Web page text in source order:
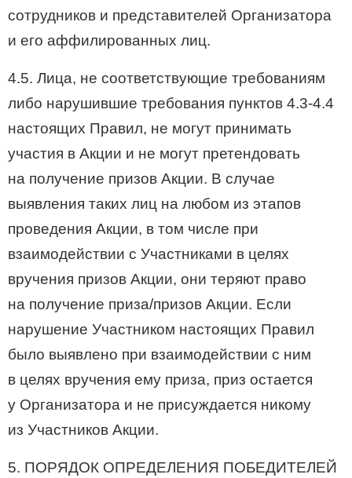
сотрудников и представителей Организатора
и его аффилированных лиц.
4.5. Лица, не соответствующие требованиям
либо нарушившие требования пунктов 4.3-4.4
настоящих Правил, не могут принимать
участия в Акции и не могут претендовать
на получение призов Акции. В случае
выявления таких лиц на любом из этапов
проведения Акции, в том числе при
взаимодействии с Участниками в целях
вручения призов Акции, они теряют право
на получение приза/призов Акции. Если
нарушение Участником настоящих Правил
было выявлено при взаимодействии с ним
в целях вручения ему приза, приз остается
у Организатора и не присуждается никому
из Участников Акции.
5. ПОРЯДОК ОПРЕДЕЛЕНИЯ ПОБЕДИТЕЛЕЙ